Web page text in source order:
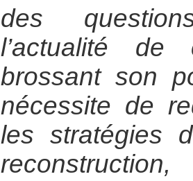
des
l’actualité
brossant son
nécessite de
les stratégies